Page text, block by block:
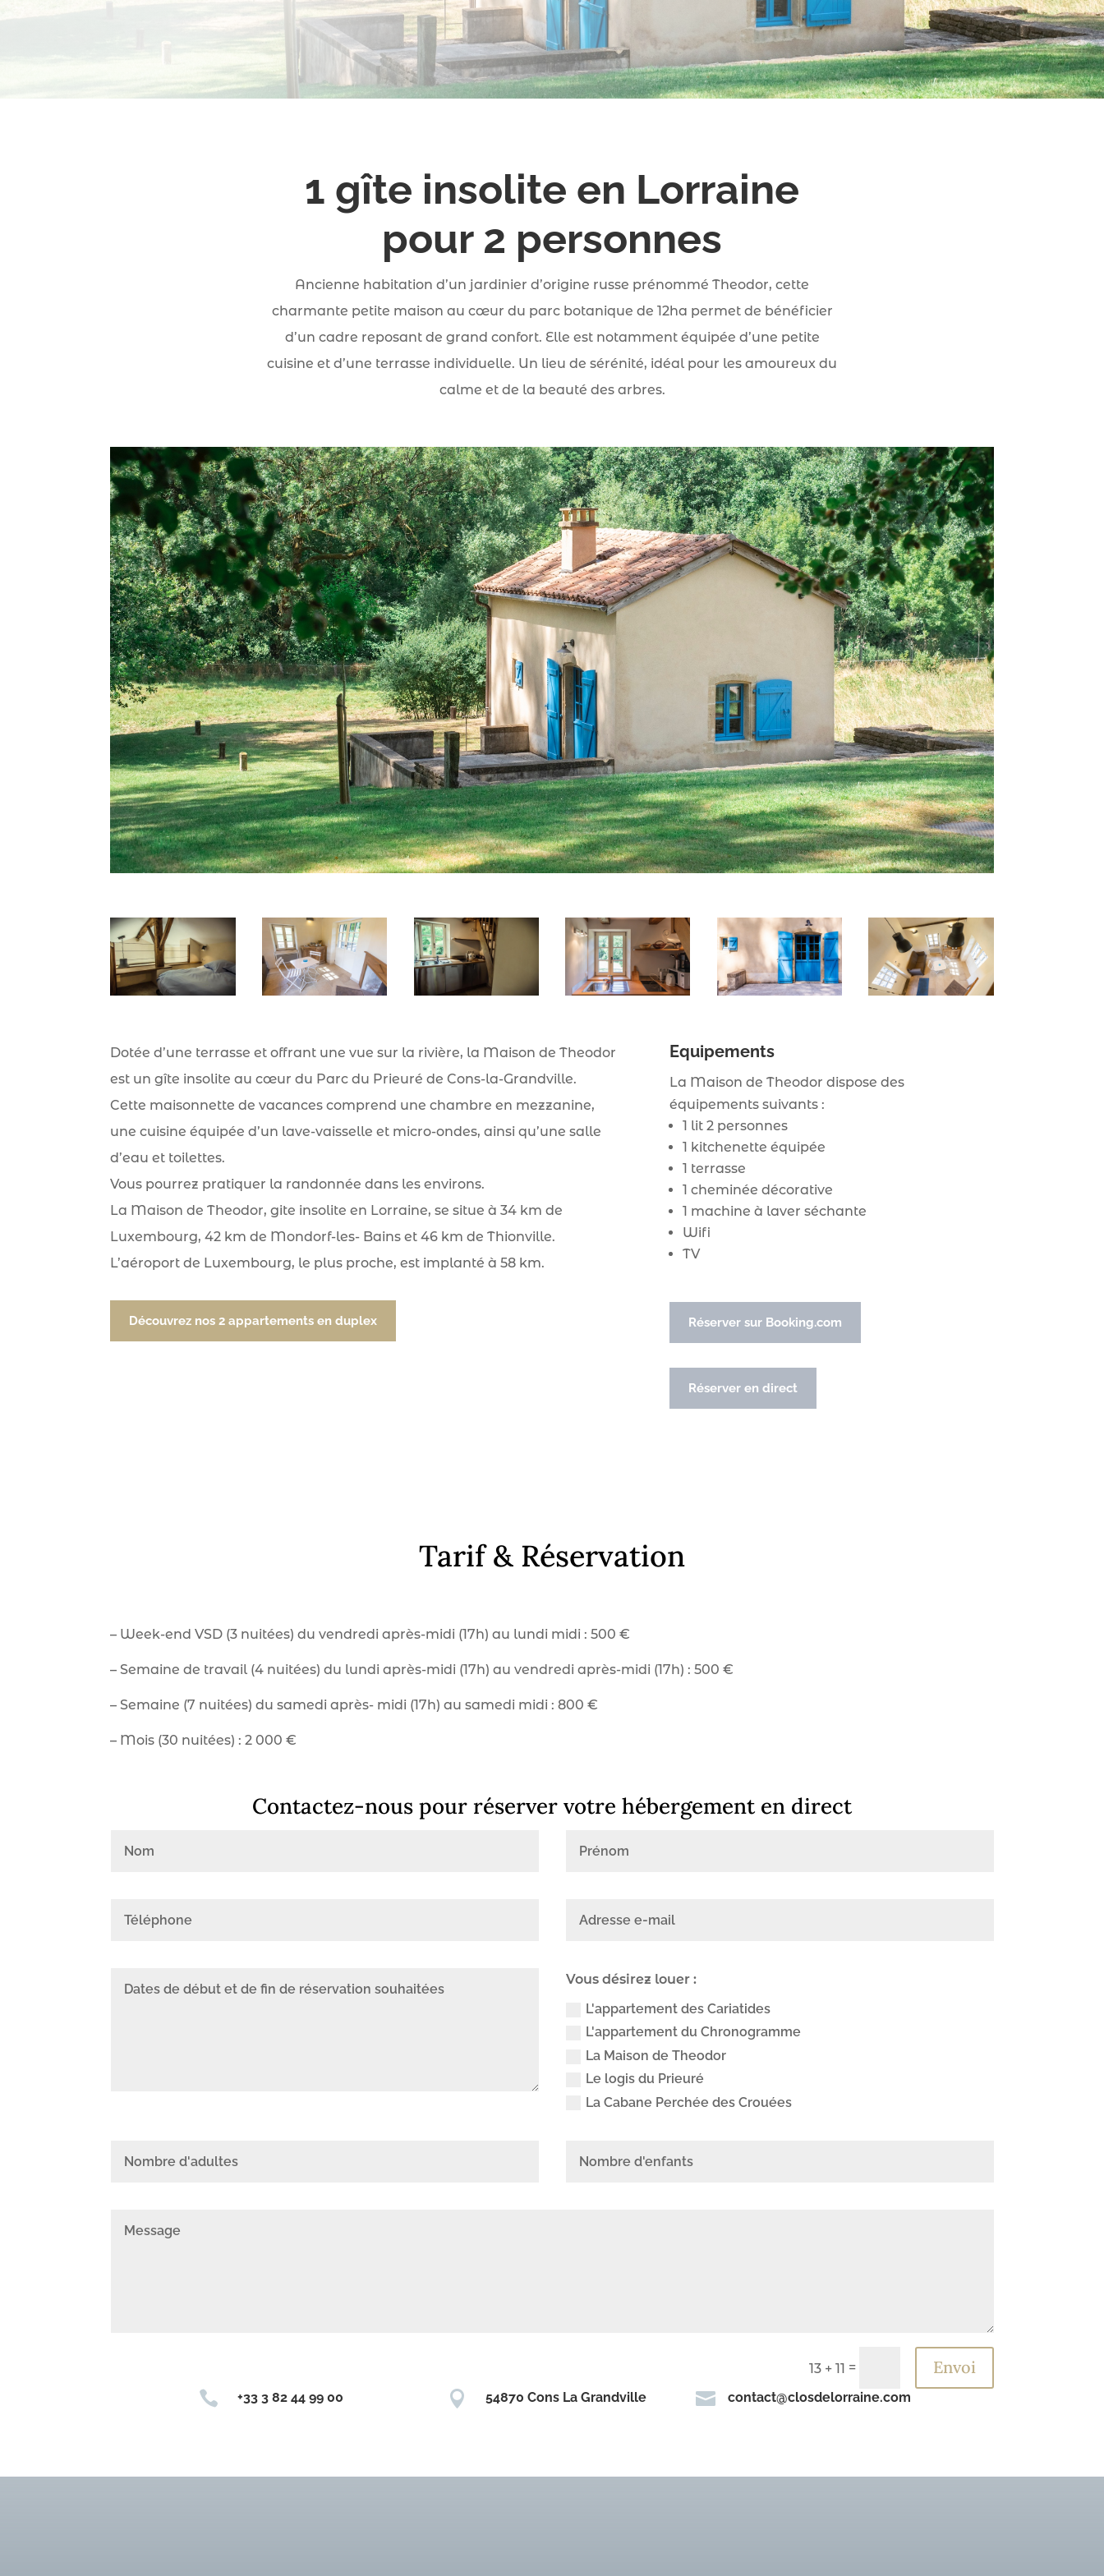
1 gîte insolite en Lorraine
pour 2 personnes
Ancienne habitation d’un jardinier d’origine russe prénommé Theodor, cette
charmante petite maison au cœur du parc botanique de 12ha permet de bénéficier
d’un cadre reposant de grand confort. Elle est notamment équipée d’une petite
cuisine et d’une terrasse individuelle. Un lieu de sérénité, idéal pour les amoureux du
calme et de la beauté des arbres.
Dotée d’une terrasse et offrant une vue sur la rivière, la Maison de Theodor
est un gîte insolite au cœur du Parc du Prieuré de Cons-la-Grandville.
Cette maisonnette de vacances comprend une chambre en mezzanine,
une cuisine équipée d’un lave-vaisselle et micro-ondes, ainsi qu’une salle
d’eau et toilettes.
Vous pourrez pratiquer la randonnée dans les environs.
La Maison de Theodor, gite insolite en Lorraine, se situe à 34 km de
Luxembourg, 42 km de Mondorf-les- Bains et 46 km de Thionville.
L’aéroport de Luxembourg, le plus proche, est implanté à 58 km.
Découvrez nos 2 appartements en duplex
Equipements
La Maison de Theodor dispose des
équipements suivants :
1 lit 2 personnes
1 kitchenette équipée
1 terrasse
1 cheminée décorative
1 machine à laver séchante
Wifi
TV
Réserver sur Booking.com
Réserver en direct
Tarif & Réservation
– Week-end VSD (3 nuitées) du vendredi après-midi (17h) au lundi midi : 500 €
–Semaine de travail (4 nuitées) du lundi après-midi (17h) au vendredi après-midi (17h) : 500 €
–Semaine (7 nuitées) du samedi après- midi (17h) au samedi midi : 800 €
– Mois (30 nuitées) : 2 000 €
Contactez-nous pour réserver votre hébergement en direct
Vous désirez louer :
L'appartement des Cariatides
L'appartement du Chronogramme
La Maison de Theodor
Le logis du Prieuré
La Cabane Perchée des Crouées
13 + 11 =
Envoi

+33 3 82 44 99 00  54870 Cons La Grandville  contact@closdelorraine.com